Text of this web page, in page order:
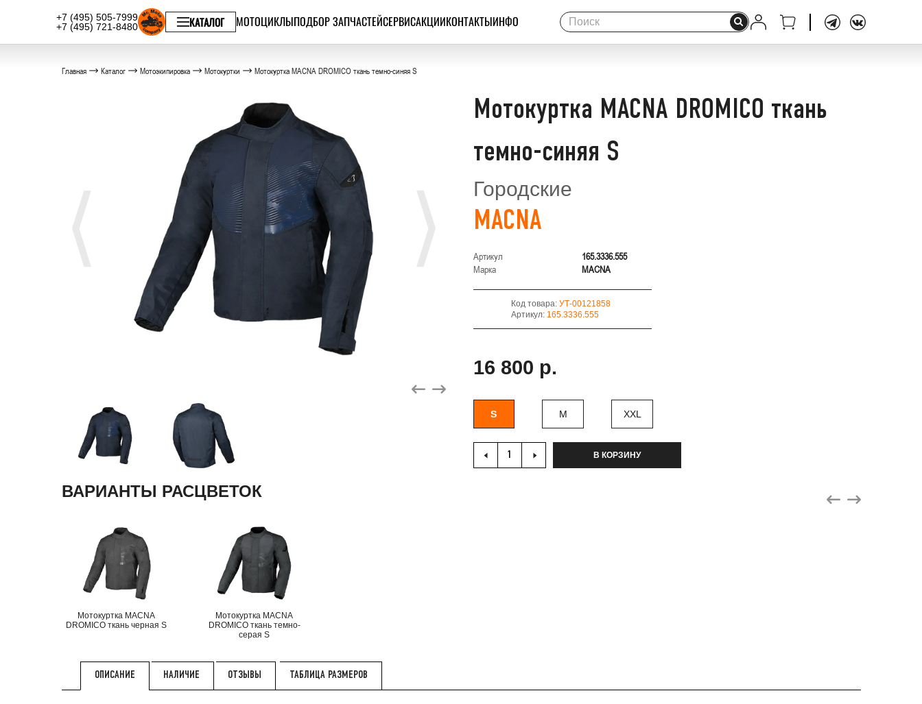
+7 (495) 505-7999
+7 (495) 721-8480
КАТАЛОГ МОТОЦИКЛЫПОДБОР ЗАПЧАСТЕЙСЕРВИСАКЦИИКОНТАКТЫИНФО
Главная Каталог Мотоэкипировка Мотокуртки Мотокуртка MACNA DROMICO ткань темно-синяя S
Мотокуртка MACNA DROMICO ткань
темно-синяя S
Городские
MACNA
Артикул
165.3336.555
Марка
MACNA
Код товара: УТ-00121858
Артикул: 165.3336.555
16 800 р.
S M XXL
В КОРЗИНУ
ВАРИАНТЫ РАСЦВЕТОК
Мотокуртка MACNA
DROMICO ткань черная S
Мотокуртка MACNA
DROMICO ткань темно-
серая S
ОПИСАНИЕ НАЛИЧИЕ ОТЗЫВЫ ТАБЛИЦА РАЗМЕРОВ